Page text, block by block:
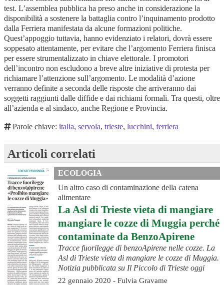
test. L’assemblea pubblica ha preso anche in considerazione la
disponibilità a sostenere la battaglia contro l’inquinamento prodotto
dalla Ferriera manifestata da alcune formazioni politiche.
Quest’appoggio tuttavia, hanno evidenziato i relatori, dovrà essere
soppesato attentamente, per evitare che l’argomento Ferriera finisca
per essere strumentalizzato in chiave elettorale. I promotori
dell’incontro non escludono a breve altre iniziative di protesta per
richiamare l’attenzione sull’argomento. Le modalità d’azione
verranno definite a seconda delle risposte che arriveranno dai
soggetti raggiunti dalle diffide e dai richiami formali. Tra questi, oltre
all’azienda e al sindaco, anche Regione e Provincia.
Parole chiave:italia,servola,trieste,lucchini,ferriera
Articoli correlati
ECOLOGIA
Un altro caso di contaminazione della catena
alimentare
La Asl di Trieste vieta di mangiare
mangiare le cozze di Muggia perché
contaminate da BenzoApirene
Tracce fuorilegge di benzoApirene nelle cozze. La
Asl di Trieste vieta di mangiare le cozze di Muggia.
Notizia pubblicata su Il Piccolo di Trieste oggi
22 gennaio 2020 - Fulvia Gravame